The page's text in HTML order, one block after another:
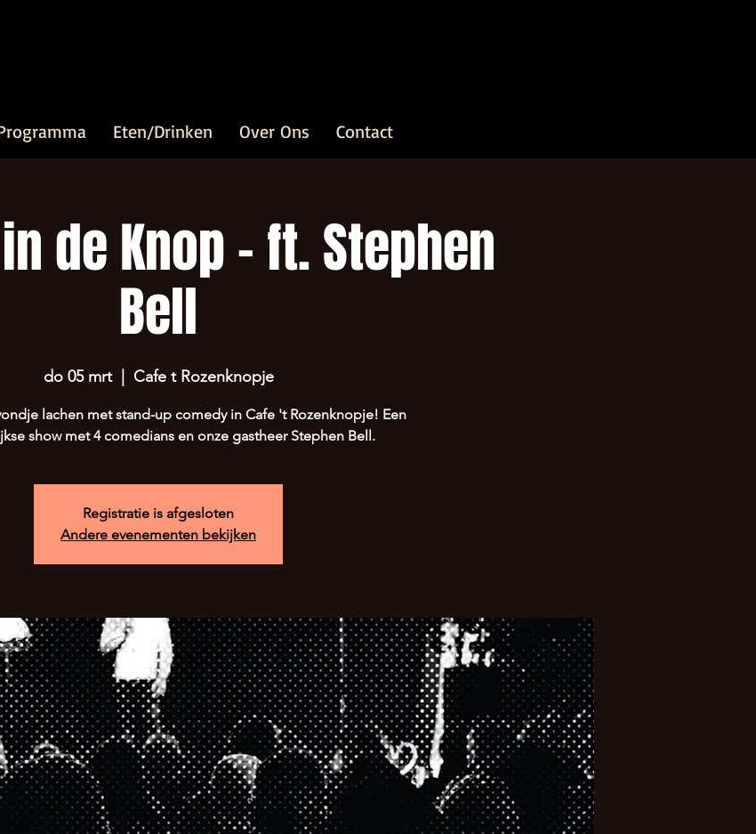
Eten/Drinken Over Ons Contact
de Knop - ft. Stephen
Bell
do 05 mrt
  |
Cafe t Rozenknopje
lachen met stand-up comedy in Cafe 't Rozenknopje! Een
show met 4 comedians en onze gastheer Stephen Bell.
Registratie is afgesloten
Andere evenementen bekijken